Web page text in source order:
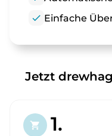
check Einfache
Jetzt
shopping_cart 1.